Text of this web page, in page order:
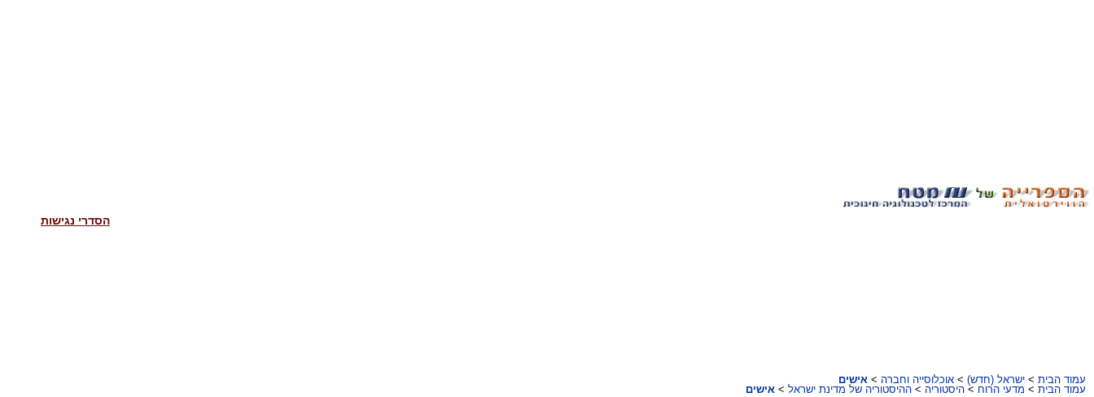
הסדרי נגישות
עמוד הבית > ישראל (חדש) > אוכלוסייה וחברה > אישים
עמוד הבית > מדעי הרוח > היסטוריה > ההיסטוריה של מדינת ישראל > אישים